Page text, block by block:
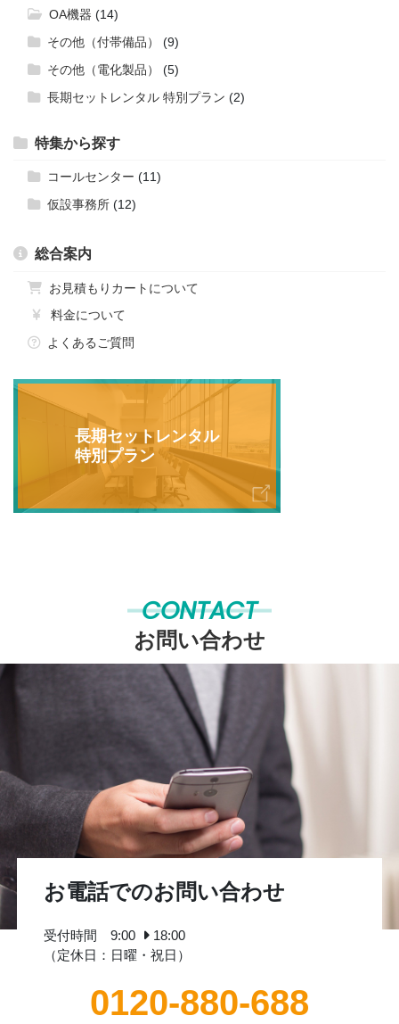
OA機器 (14)
その他（付帯備品）
(9)
その他（電化製品）
(5)
長期セットレンタル 特別プラン (2)
特集から探す
コールセンター (11)
仮設事務所 (12)
総合案内
お見積もりカートについて
料金について
よくあるご質問
長期セットレンタル
特別プラン
CONTACT
お問い合わせ
お電話でのお問い合わせ
受付時間 9:00
18:00
（定休日：日曜・祝日）
0120-880-688